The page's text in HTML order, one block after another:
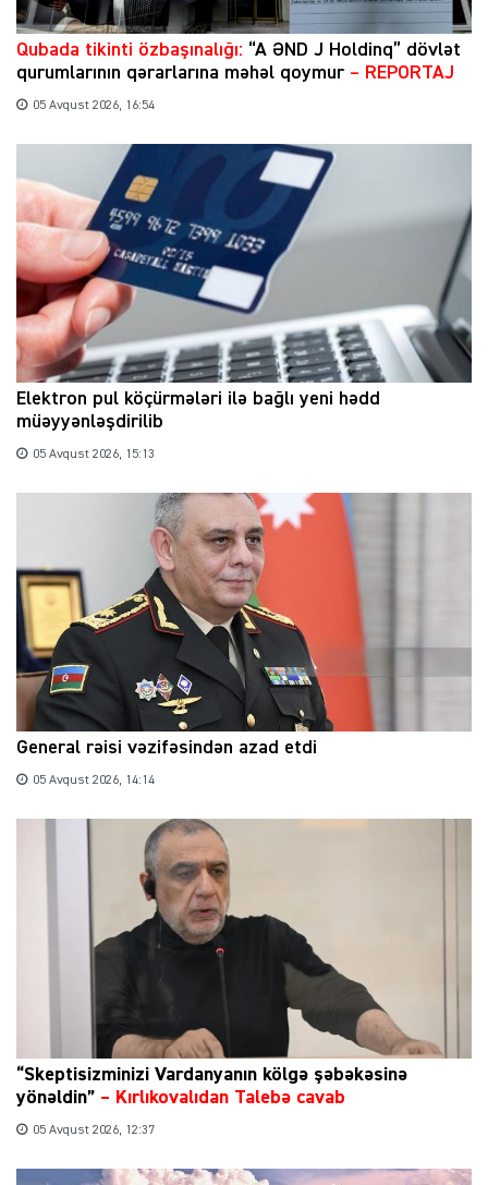
Qubada tikinti özbaşınalığı: “A ƏND J Holdinq” dövlət
qurumlarının qərarlarına məhəl qoymur – REPORTAJ
05 Avqust 2026, 16:54
Elektron pul köçürmələri ilə bağlı yeni hədd
müəyyənləşdirilib
05 Avqust 2026, 15:13
General rəisi vəzifəsindən azad etdi
05 Avqust 2026, 14:14
“Skeptisizminizi Vardanyanın kölgə şəbəkəsinə
yönəldin” – Kırlıkovalıdan Talebə cavab
05 Avqust 2026, 12:37